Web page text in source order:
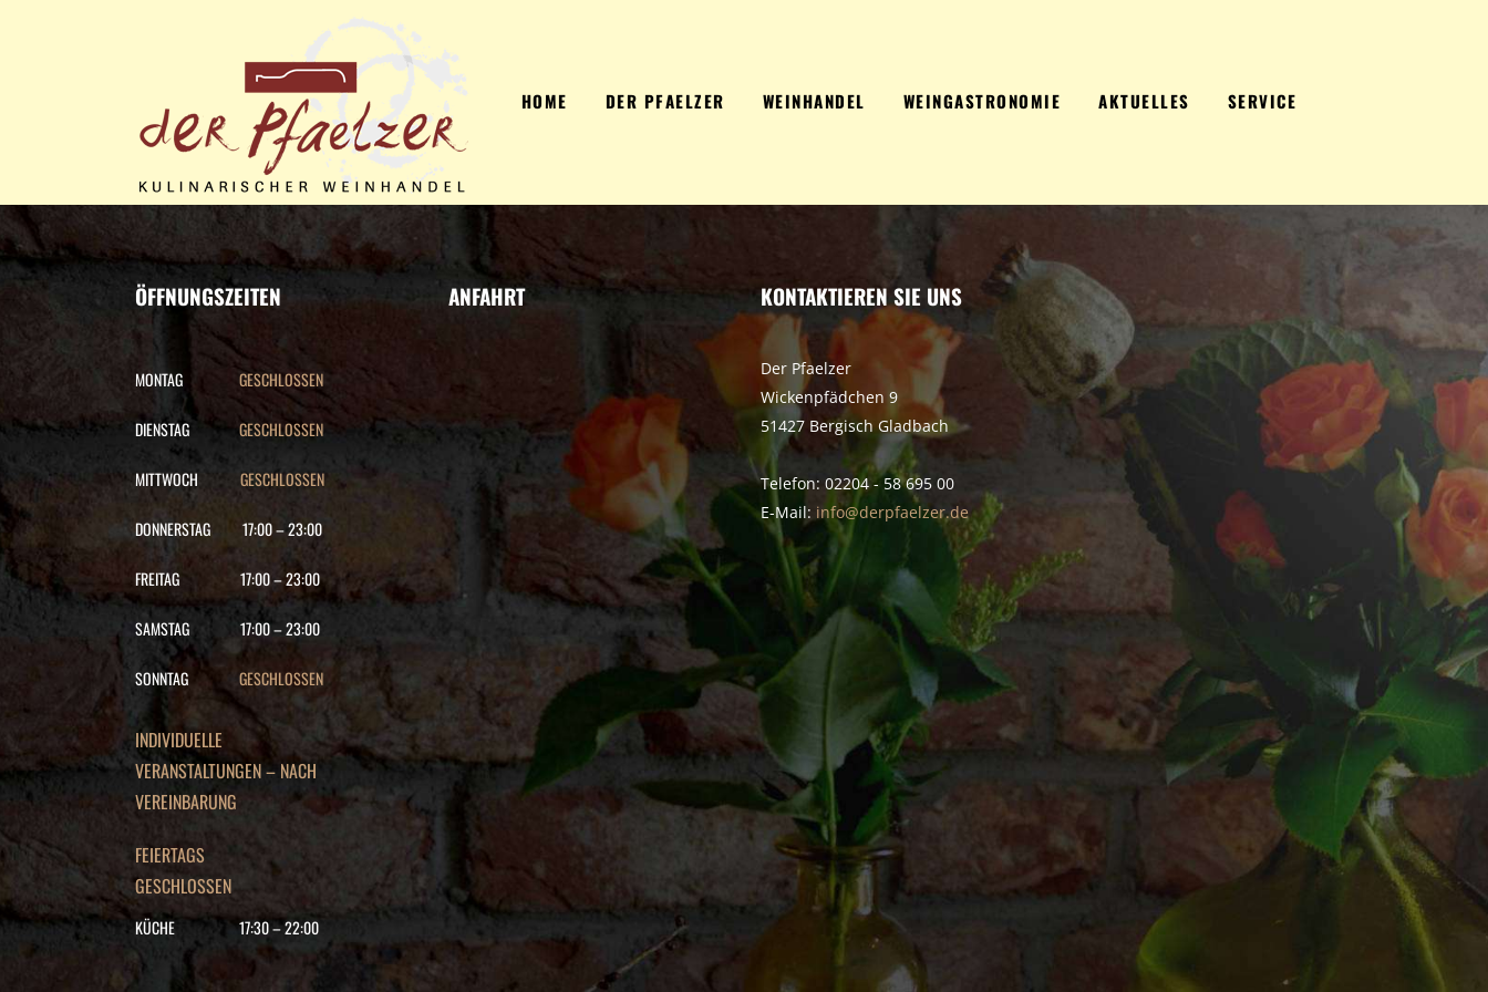
HOME DER PFAELZER WEINHANDEL WEINGASTRONOMIE AKTUELLES SERVICE
ÖFFNUNGSZEITEN
MONTAG GESCHLOSSEN
DIENSTAG GESCHLOSSEN
MITTWOCH GESCHLOSSEN
DONNERSTAG 17:00–23:00
FREITAG 17:00–23:00
SAMSTAG 17:00–23:00
SONNTAG GESCHLOSSEN
INDIVIDUELLE
VERANSTALTUNGEN – NACH
VEREINBARUNG
FEIERTAGS
GESCHLOSSEN
KÜCHE 17:30–22:00
ANFAHRT KONTAKTIEREN SIE UNS
Der Pfaelzer
Wickenpfädchen 9
51427 Bergisch Gladbach
Telefon: 02204 - 58 695 00
E-Mail: info@derpfaelzer.de